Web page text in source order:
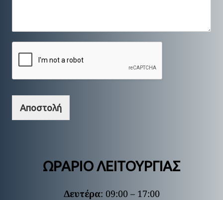
Αποστολή
ΩΡΑΡΙΟ ΛΕΙΤΟΥΡΓΙΑΣ
Δευτέρα: 09:00 – 17:00